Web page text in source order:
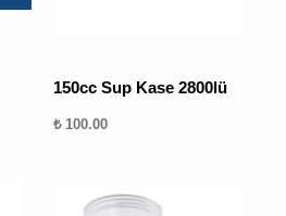
150cc Sup Kase 2800lü
₺ 100.00